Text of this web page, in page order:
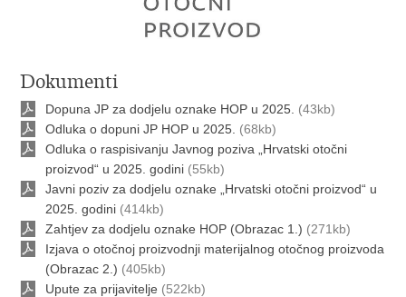
Dokumenti
Dopuna JP za dodjelu oznake HOP u 2025. (43kb)
Odluka o dopuni JP HOP u 2025. (68kb)
Odluka o raspisivanju Javnog poziva „Hrvatski otočni
proizvod“ u 2025. godini (55kb)
Javni poziv za dodjelu oznake „Hrvatski otočni proizvod“ u
2025. godini (414kb)
Zahtjev za dodjelu oznake HOP (Obrazac 1.) (271kb)
Izjava o otočnoj proizvodnji materijalnog otočnog proizvoda
(Obrazac 2.) (405kb)
Upute za prijavitelje (522kb)